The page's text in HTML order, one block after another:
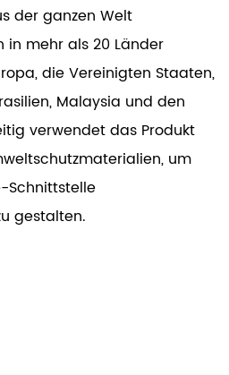
der ganzen Welt
in mehr als 20 Länder
die Vereinigten Staaten,
Malaysia und den
verwendet das Produkt
um
Schnittstelle
gestalten.